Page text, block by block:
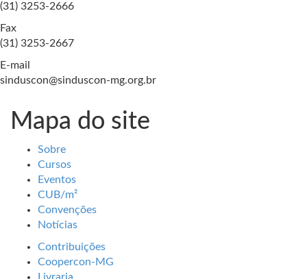
(31) 3253-2666
Fax
(31) 3253-2667
E-mail
sinduscon@sinduscon-mg.org.br
Mapa do site
Sobre
Cursos
Eventos
CUB/m²
Convenções
Notícias
Contribuições
Coopercon-MG